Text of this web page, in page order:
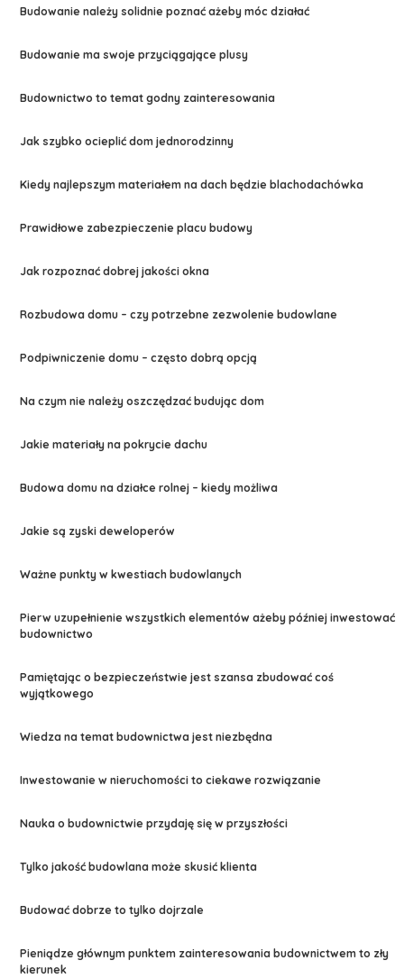
Budowanie należy solidnie poznać ażeby móc działać
Budowanie ma swoje przyciągające plusy
Budownictwo to temat godny zainteresowania
Jak szybko ocieplić dom jednorodzinny
Kiedy najlepszym materiałem na dach będzie blachodachówka
Prawidłowe zabezpieczenie placu budowy
Jak rozpoznać dobrej jakości okna
Rozbudowa domu – czy potrzebne zezwolenie budowlane
Podpiwniczenie domu – często dobrą opcją
Na czym nie należy oszczędzać budując dom
Jakie materiały na pokrycie dachu
Budowa domu na działce rolnej – kiedy możliwa
Jakie są zyski deweloperów
Ważne punkty w kwestiach budowlanych
Pierw uzupełnienie wszystkich elementów ażeby później inwestować
budownictwo
Pamiętając o bezpieczeństwie jest szansa zbudować coś
wyjątkowego
Wiedza na temat budownictwa jest niezbędna
Inwestowanie w nieruchomości to ciekawe rozwiązanie
Nauka o budownictwie przydaję się w przyszłości
Tylko jakość budowlana może skusić klienta
Budować dobrze to tylko dojrzale
Pieniądze głównym punktem zainteresowania budownictwem to zły
kierunek